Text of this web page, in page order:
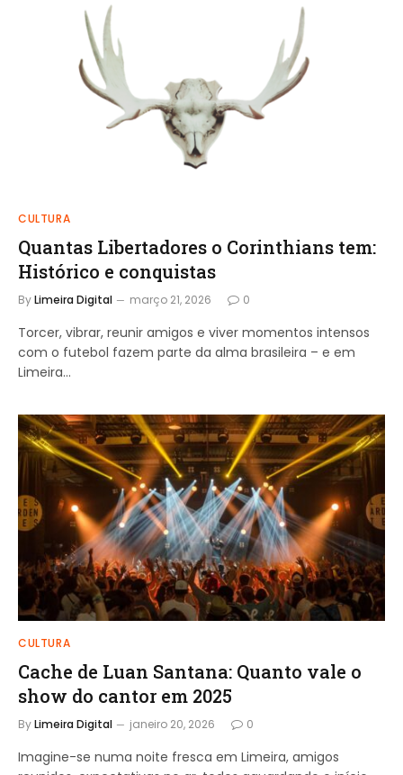
CULTURA
Quantas Libertadores o Corinthians tem:
Histórico e conquistas
ByLimeira Digital março 21, 2026 0
Torcer, vibrar, reunir amigos e viver momentos intensos
com o futebol fazem parte da alma brasileira – e em
Limeira…
CULTURA
Cache de Luan Santana: Quanto vale o
show do cantor em 2025
ByLimeira Digital janeiro 20, 2026 0
Imagine-se numa noite fresca em Limeira, amigos